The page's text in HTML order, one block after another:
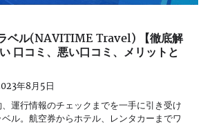
ベル(NAVITIME Travel) 【徹底解
口コミ、悪い口コミ、メリットと
年8月5日
運行情報のチェックまでを一手に引き受け
ル。航空券からホテル、レンタカーまでワ